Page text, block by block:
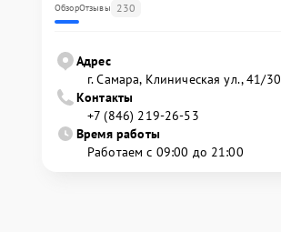
ОбзорОтзывы 230
Адрес
г. Самара, Клиническая ул., 41/30
Контакты
+7 (846) 219-26-53
Время работы
Работаем с 09:00 до 21:00